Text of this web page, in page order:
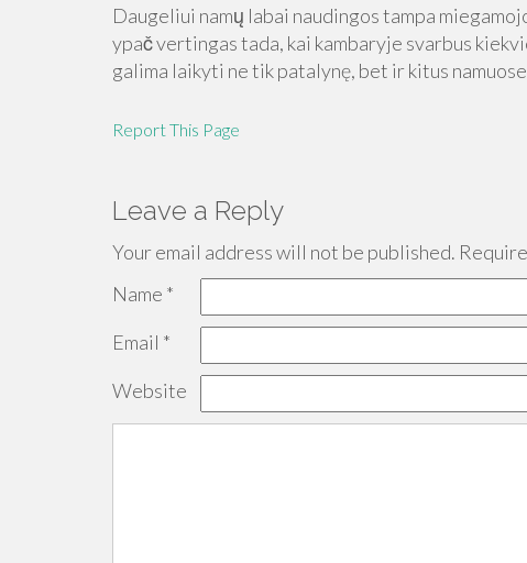
Daugeliui namų labai naudingos tampa
ypač vertingas tada, kai kambaryje svarbus
galima laikyti ne tik patalynę, bet ir kitus
Report This Page
Leave a Reply
Your email address will not be published.
Name *
Email *
Website